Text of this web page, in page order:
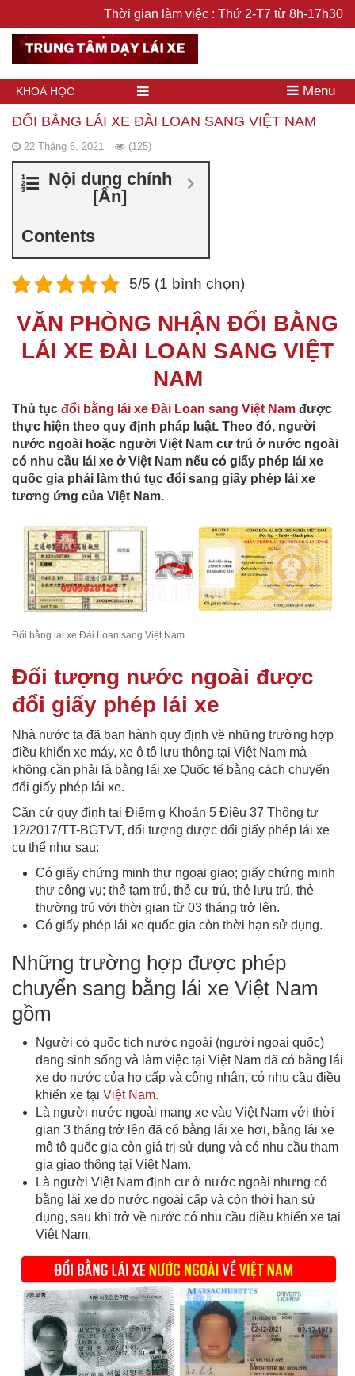
Thời gian làm việc : Thứ 2-T7 từ 8h-17h30
KHOÁ HỌC Menu
ĐỔI BẰNG LÁI XE ĐÀI LOAN SANG VIỆT NAM
22 Tháng 6, 2021 (125)
Nội dung chính
[Ẩn]
Contents
5/5 (1 bình chọn)
VĂN PHÒNG NHẬN ĐỔI BẰNG
LÁI XE ĐÀI LOAN SANG VIỆT
NAM
Thủ tục đổi bằng lái xe Đài Loan sang Việt Nam được
thực hiện theo quy định pháp luật. Theo đó, người
nước ngoài hoặc người Việt Nam cư trú ở nước ngoài
có nhu cầu lái xe ở Việt Nam nếu có giấy phép lái xe
quốc gia phải làm thủ tục đổi sang giấy phép lái xe
tương ứng của Việt Nam.
Đổi bằng lái xe Đài Loan sang Việt Nam
Đối tượng nước ngoài được
đổi giấy phép lái xe
Nhà nước ta đã ban hành quy định về những trường hợp
điều khiển xe máy, xe ô tô lưu thông tại Việt Nam mà
không cần phải là bằng lái xe Quốc tế bằng cách chuyển
đổi giấy phép lái xe.
Căn cứ quy định tại Điểm g Khoản 5 Điều 37 Thông tư
12/2017/TT-BGTVT, đối tượng được đổi giấy phép lái xe
cụ thể như sau:
Có giấy chứng minh thư ngoại giao; giấy chứng minh
thư công vụ; thẻ tạm trú, thẻ cư trú, thẻ lưu trú, thẻ
thường trú với thời gian từ 03 tháng trở lên.
Có giấy phép lái xe quốc gia còn thời hạn sử dụng.
Những trường hợp được phép
chuyển sang bằng lái xe Việt Nam
gồm
Người có quốc tịch nước ngoài (người ngoại quốc)
đang sinh sống và làm việc tại Việt Nam đã có bằng lái
xe do nước của họ cấp và công nhận, có nhu cầu điều
khiển xe tại Việt Nam.
Là người nước ngoài mang xe vào Việt Nam với thời
gian 3 tháng trở lên đã có bằng lái xe hơi, bằng lái xe
mô tô quốc gia còn giá trị sử dụng và có nhu cầu tham
gia giao thông tại Việt Nam.
Là người Việt Nam định cư ở nước ngoài nhưng có
bằng lái xe do nước ngoài cấp và còn thời hạn sử
dụng, sau khi trở về nước có nhu cầu điều khiển xe tại
Việt Nam.